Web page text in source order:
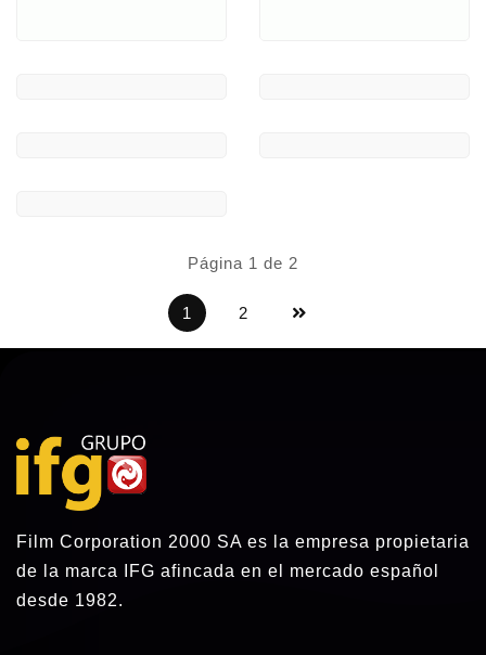
Página 1 de 2
1 2
Film Corporation 2000 SA es la empresa propietaria
de la marca IFG afincada en el mercado español
desde 1982.